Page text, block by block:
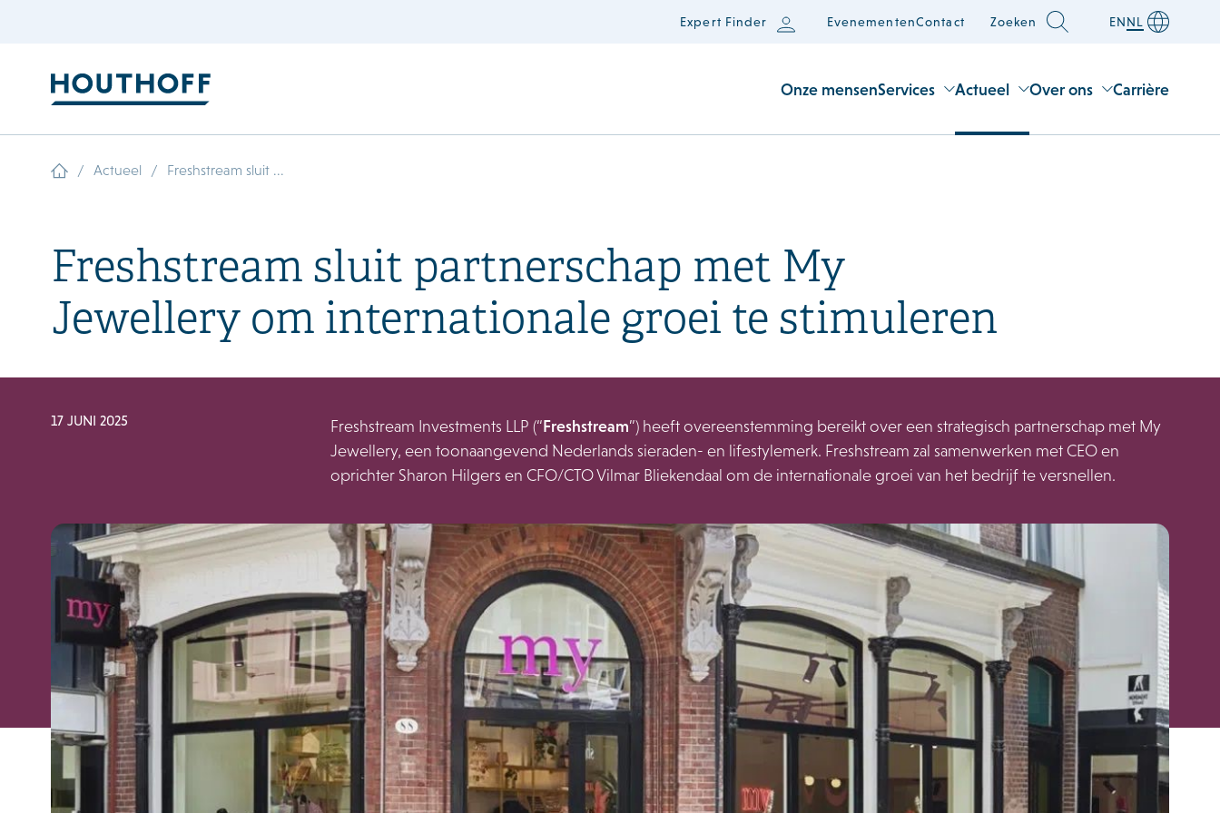
Expert Finder EvenementenContact Zoeken ENNL
Onze mensenServices Actueel Over ons Carrière
/ Actueel / Freshstream sluit ...
Freshstream sluit partnerschap met My
Jewellery om internationale groei te stimuleren
17 JUNI 2025 Freshstream Investments LLP (“Freshstream”) heeft overeenstemming bereikt over een strategisch partnerschap met My
Jewellery, een toonaangevend Nederlands sieraden- en lifestylemerk. Freshstream zal samenwerken met CEO en
oprichter Sharon Hilgers en CFO/CTO Vilmar Bliekendaal om de internationale groei van het bedrijf te versnellen.